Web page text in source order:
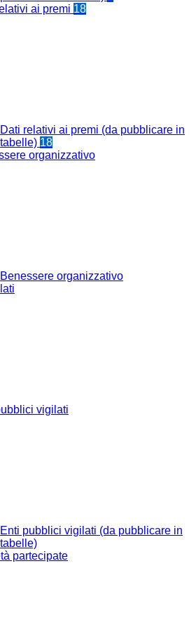
ai premi 18
Dati relativi ai premi (da pubblicare in
tabelle) 18
organizzativo
Benessere organizzativo
vigilati
Enti pubblici vigilati (da pubblicare in
tabelle)
partecipate